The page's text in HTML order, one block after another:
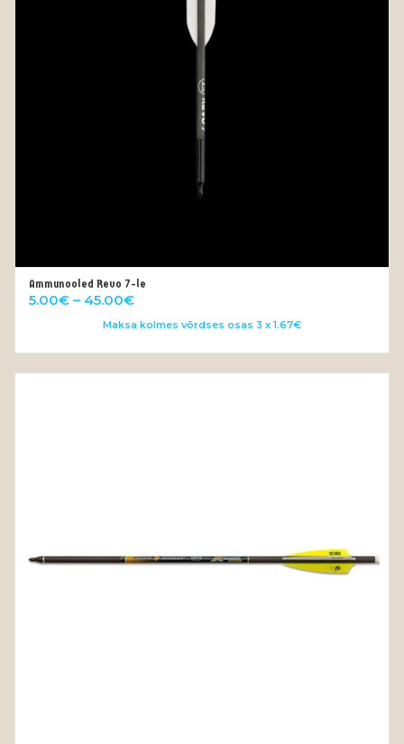
Ammunooled Revo 7-le
5.00€ – 45.00€Price
range:
through
45.00€
Maksa kolmes võrdses osas 3 x 1.67€